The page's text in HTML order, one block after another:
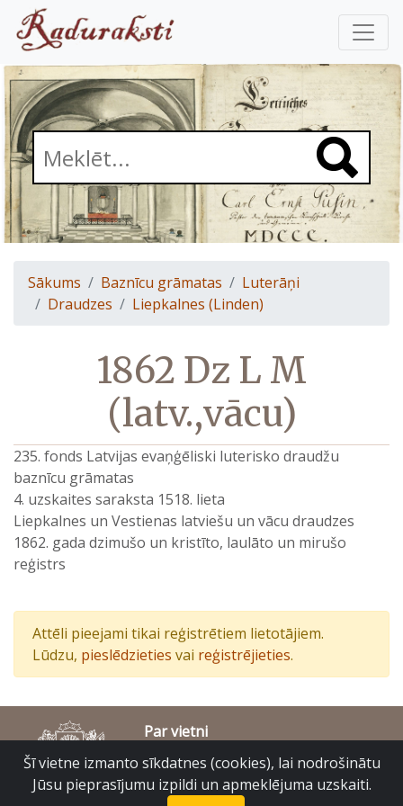
Sākums Baznīcu grāmatas
Luterāņi
Draudzes
Liepkalnes (Linden)
1862 Dz L M
(latv.,vācu)
235. fonds Latvijas evaņģēliski luterisko draudžu
baznīcu grāmatas
4. uzskaites saraksta 1518. lieta
Liepkalnes un Vestienas latviešu un vācu draudzes
1862. gada dzimušo un kristīto, laulāto un mirušo
reģistrs
Attēli pieejami tikai reģistrētiem lietotājiem.
Lūdzu, pieslēdzieties vai reģistrējieties.
Par vietni
Piekļūstamības paziņojums
© Latvijas Valsts vēstures arhīvs 2007-2026
Slokas iela 16, Rīga, LV – 1048
Šī vietne izmanto sīkdatnes (cookies), lai nodrošinātu
Jūsu pieprasījumu izpildi un apmeklējuma uzskaiti.